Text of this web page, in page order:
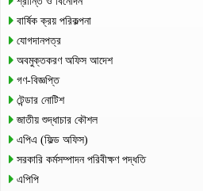
বার্ষিক ক্রয় পরিকল্পনা
যোগদানপত্র
অবমুক্তকরণ অফিস আদেশ
গণ-বিজ্ঞপ্তি
টেন্ডার নোটিশ
জাতীয় শুদ্ধাচার কৌশল
এপিএ (ফিল্ড অফিস)
সরকারি কর্মসম্পাদন পরিবীক্ষণ পদ্ধতি
এপিপি